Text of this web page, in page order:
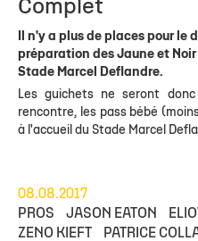
Complet
Il n'y a plus de places pour le
préparation des Jaune et
Stade Marcel Deflandre.
Les guichets ne seront
rencontre, les pass bébé
à l'accueil du Stade Marcel
08.08.2017
PROS
JASON EATON
ZENO KIEFT
PATRICE